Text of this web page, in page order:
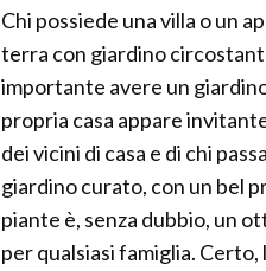
Chi possiede una villa o un
terra con giardino
importante avere un
propria casa appare
dei vicini di casa e di chi
giardino curato, con un bel
piante è, senza dubbio, un
per qualsiasi famiglia. Certo,